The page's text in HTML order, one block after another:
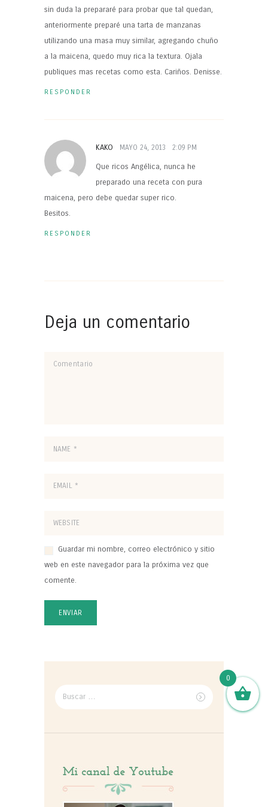
sin duda la prepararé para probar que tal quedan,
anteriormente preparé una tarta de manzanas
utilizando una masa muy similar, agregando chuño
a la maicena, quedo muy rica la textura. Ojala
publiques mas recetas como esta. Cariños. Denisse.
RESPONDER
KAKO MAYO 24, 2013 2:09 PM
Que ricos Angélica, nunca he
preparado una receta con pura
maicena, pero debe quedar super rico.
Besitos.
RESPONDER
Deja un comentario
Guardar mi nombre, correo electrónico y sitio
web en este navegador para la próxima vez que
comente.
Buscar
por:
0